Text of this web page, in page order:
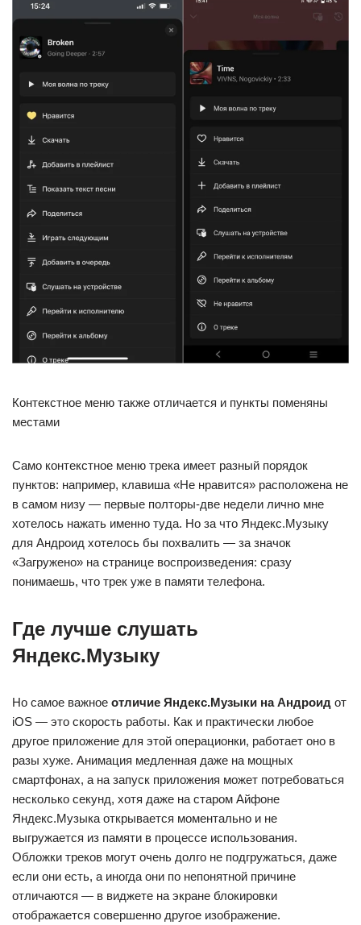
Контекстное меню также отличается и пункты поменяны
местами
Само контекстное меню трека имеет разный порядок
пунктов: например, клавиша «Не нравится» расположена не
в самом низу — первые полторы-две недели лично мне
хотелось нажать именно туда. Но за что Яндекс.Музыку
для Андроид хотелось бы похвалить — за значок
«Загружено» на странице воспроизведения: сразу
понимаешь, что трек уже в памяти телефона.
Где лучше слушать
Яндекс.Музыку
Но самое важное отличие Яндекс.Музыки на Андроид от
iOS — это скорость работы. Как и практически любое
другое приложение для этой операционки, работает оно в
разы хуже. Анимация медленная даже на мощных
смартфонах, а на запуск приложения может потребоваться
несколько секунд, хотя даже на старом Айфоне
Яндекс.Музыка открывается моментально и не
выгружается из памяти в процессе использования.
Обложки треков могут очень долго не подгружаться, даже
если они есть, а иногда они по непонятной причине
отличаются — в виджете на экране блокировки
отображается совершенно другое изображение.